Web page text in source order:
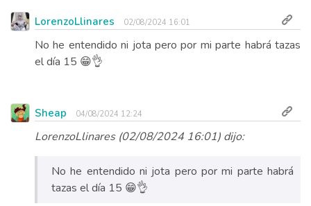
LorenzoLlinares 02/08/2024 16:01
No he entendido ni jota pero por mi parte habrá tazas
el día 15 😁👌
Sheap 04/08/2024 12:24
LorenzoLlinares (02/08/2024 16:01) dijo:
No he entendido ni jota pero por mi parte habrá
tazas el día 15 😁👌